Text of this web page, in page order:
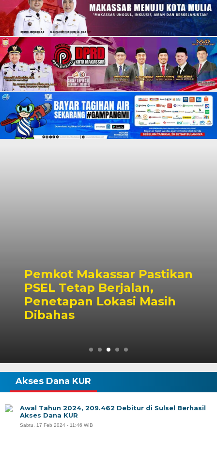
Pemkot Makassar Pastikan
PSEL Tetap Berjalan,
Penetapan Lokasi Masih
Dibahas
Akses Dana KUR
Awal Tahun 2024, 209.462 Debitur di Sulsel Berhasil
Akses Dana KUR
Sabtu, 17 Feb 2024 - 11:46 WIB